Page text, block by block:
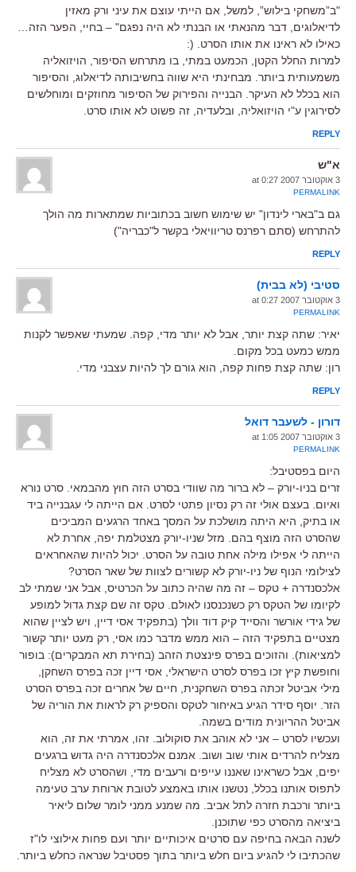
"ב”משחקי בילוש”, למשל, אם הייתי עוצם את עיני ורק מאזין
לדיאלוגים, דבר מהנאתי או הבנתי לא היה נפגם" – בחיי, הפער הזה…
כאילו לא ראינו את אותו הסרט. (:
למרות החלל הקטן, הכמעט במתי, בו מתרחש הסיפור, הויזואליה
משמעותית ביותר. מבחינתי היא שווה בחשיבותה לדיאלוג, והסיפור
הוא בכלל לא העיקר. הבנייה והפירוק של הסיפור מחוזקים ומוחלשים
לסירוגין ע"י הויזואליה, ובלעדיה, זה פשוט לא אותו סרט.
REPLY
א"ש
3 אוקטובר 2007 at 0:27
PERMALINK
גם ב"בארי לינדון" יש שימוש חשוב בכתוביות שמתארות מה הולך
להתרחש (סתם רפרנס טריוויאלי בקשר ל"כבריה")
REPLY
סטיבי (לא בבית)
3 אוקטובר 2007 at 0:27
PERMALINK
יאיר: שתה קצת יותר, אבל לא יותר מדי, קפה. שמעתי שאפשר לקנות
ממש כמעט בכל מקום.
רון: שתה קצת פחות קפה, הוא גורם לך להיות עצבני מדי.
REPLY
דורון - לשעבר דואל
3 אוקטובר 2007 at 1:05
PERMALINK
היום בפסטיבל:
זרים בניו-יורק – לא ברור מה שוודי בסרט הזה חוץ מהבמאי. סרט נורא
ואיום. בעצם אולי זה רק נסיון פתטי לסרט. אם הייתה לי עגבנייה ביד
או בתיק, היא היתה מושלכת על המסך באחד הרגעים המביכים
שהסרט הזה מוצף בהם. מזל שניו-יורק מצטלמת יפה, אחרת לא
הייתה לי אפילו מילה אחת טובה על הסרט. יכול להיות שהאחראים
לצילומי הנוף של ניו-יורק לא קשורים לצוות של שאר הסרט?
אלכסנדרה + טקס – זה מה שהיה כתוב על הכרטיס, אבל אני שמתי לב
לקיומו של הטקס רק כשנכנסנו לאולם. טקס זה שם קצת גדול למופע
של גידי אורשר והסייד קיק דוד וולך (בתפקיד אסי דיין, ויש לציין שהוא
מצטיים בתפקיד הזה – הוא ממש מדבר כמו אסי, רק מעט יותר קשור
למציאות). והזוכים בפרס פינצטת הזהב (בחירת תא המבקרים): בופור
וחופשת קיץ זכו בפרס לסרט הישראלי, אסי דיין זכה בפרס השחקן,
מילי אביטל זכתה בפרס השחקנית, חיים של אחרים זכה בפרס הסרט
הזר. יוסף סידר הגיע באיחור לטקס והספיק רק לראות את הוריה של
אביטל ההריונית מודים בשמה.
ועכשיו לסרט – אני לא אוהב את סוקולוב. זהו, אמרתי את זה, הוא
מצליח להרדים אותי שוב ושוב. אמנם אלכסנדרה היה גדוש ברגעים
יפים, אבל כשראינו שאננו עייפים ורעבים מדי, ושהסרט לא מצליח
לתפוס אותנו בכלל, נטשנו אותו באמצע לטובת ארוחת ערב טעימה
ביותר ורכבת חזרה לתל אביב. מה שמנע ממני לומר שלום ליאיר
ביציאה מהסרט כפי שתוכנן.
לשנה הבאה בחיפה עם סרטים איכותיים יותר ועם פחות אילוצי לו"ז
שהכתיבו לי להגיע ביום חלש ביותר בתוך פסטיבל שנראה כחלש ביותר.